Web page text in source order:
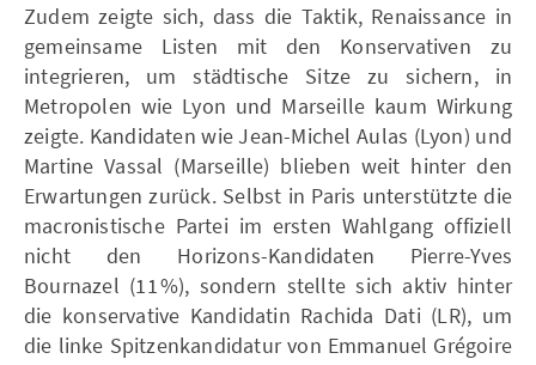
Zudem zeigte sich, dass die Taktik, Renaissance in
gemeinsame Listen mit den Konservativen zu
integrieren, um städtische Sitze zu sichern, in
Metropolen wie Lyon und Marseille kaum Wirkung
zeigte. Kandidaten wie Jean-Michel Aulas (Lyon) und
Martine Vassal (Marseille) blieben weit hinter den
Erwartungen zurück. Selbst in Paris unterstützte die
macronistische Partei im ersten Wahlgang offiziell
nicht den Horizons-Kandidaten Pierre-Yves
Bournazel (11 %), sondern stellte sich aktiv hinter
die konservative Kandidatin Rachida Dati (LR), um
die linke Spitzenkandidatur von Emmanuel Grégoire